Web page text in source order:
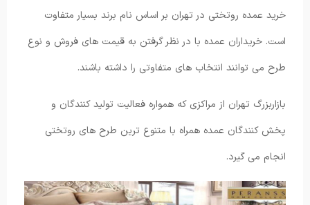
خرید عمده روتختی در تهران بر اساس نام برند بسیار متفاوت
است. خریداران عمده با در نظر گرفتن به قیمت های فروش و نوع
طرح می توانند انتخاب های متفاوتی را داشته باشند.
بازاربزرگ ‌تهران از مراکزی که همواره فعالیت تولید کنندگان و
پخش کنندگان عمده همراه با متنوع ترین طرح های روتختی
انجام می گیرد.